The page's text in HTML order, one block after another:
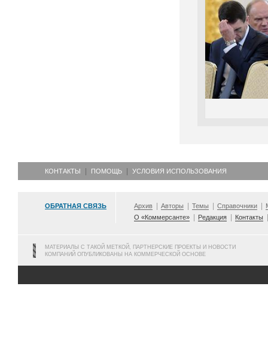
КОНТАКТЫ ПОМОЩЬ УСЛОВИЯ ИСПОЛЬЗОВАНИЯ
ОБРАТНАЯ СВЯЗЬ Архив Авторы Темы Справочники
О «Коммерсанте»
Редакция Контакты
МАТЕРИАЛЫ С ТАКОЙ МЕТКОЙ, ПАРТНЕРСКИЕ ПРОЕКТЫ И НОВОСТИ
КОМПАНИЙ ОПУБЛИКОВАНЫ НА КОММЕРЧЕСКОЙ ОСНОВЕ